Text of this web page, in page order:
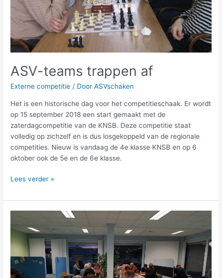
ASV-teams trappen af
Externe competitie / DoorASVschaken
Het is een historische dag voor het competitieschaak. Er wordt
op 15 september 2018 een start gemaakt met de
zaterdagcompetitie van de KNSB. Deze competitie staat
volledig op zichzelf en is dus losgekoppeld van de regionale
competities. Nieuw is vandaag de 4e klasse KNSB en op 6
oktober ook de 5e en de 6e klasse.
Lees verder »
standen
na
ronde
3